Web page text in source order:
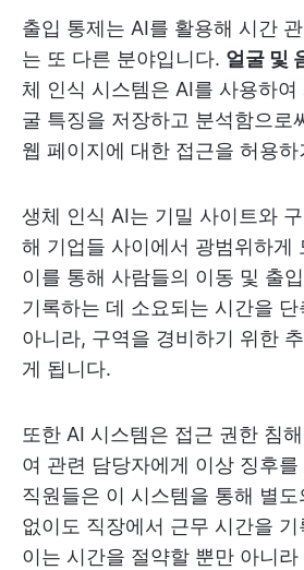
출입 통제는 AI를 활용해 시간
는 또 다른 분야입니다. 얼굴 및
체 인식 시스템은 AI를 사용하여
굴 특징을 저장하고 분석함으로
웹 페이지에 대한 접근을 허용
생체 인식 AI는 기밀 사이트와
해 기업들 사이에서 광범위하게
이를 통해 사람들의 이동 및 출
기록하는 데 소요되는 시간을
아니라, 구역을 경비하기 위한
게 됩니다.
또한 AI 시스템은 접근 권한 침
여 관련 담당자에게 이상 징후
직원들은 이 시스템을 통해 별
없이도 직장에서 근무 시간을
이는 시간을 절약할 뿐만 아니